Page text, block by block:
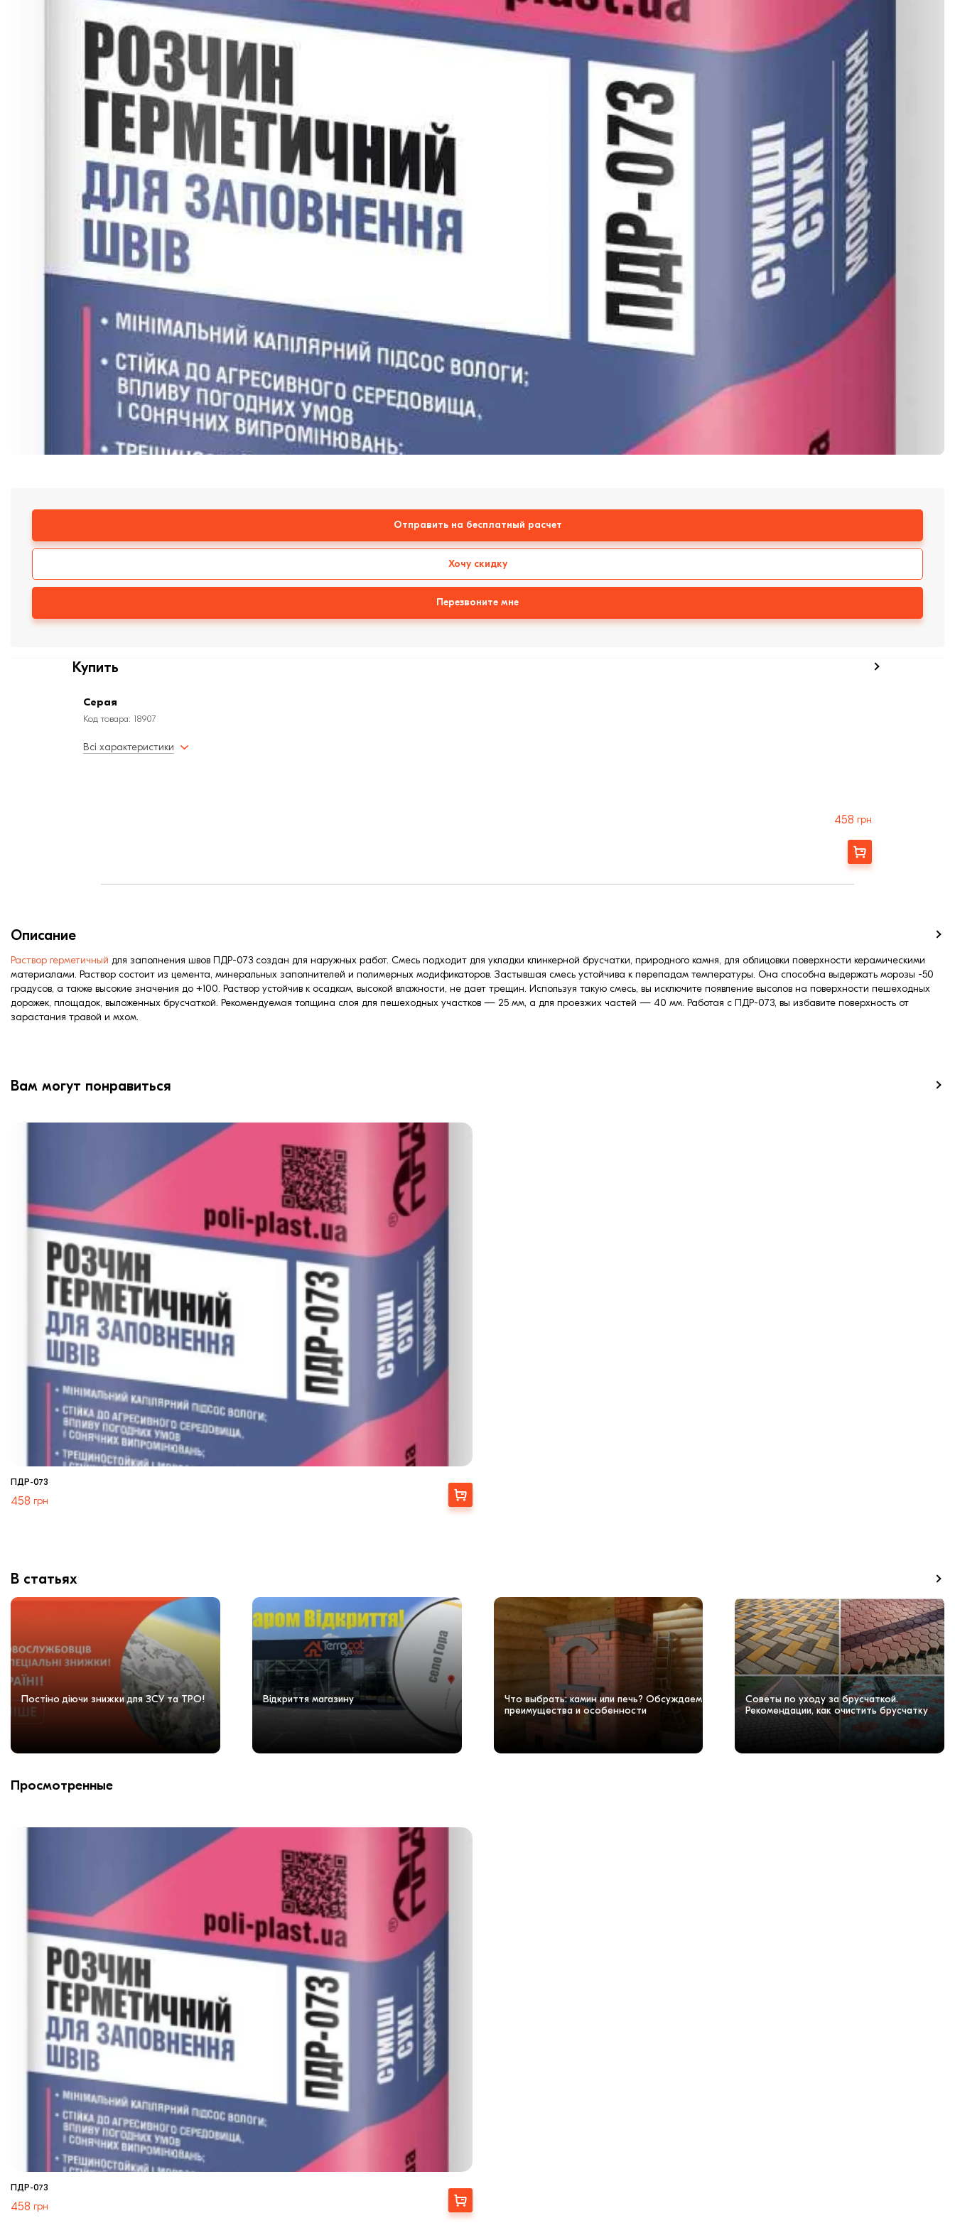
формовки
Рядовой кирпич М-100
Клинкерная плитка
Ступени, крыльцо
Строительные
Отправить на бесплатный расчет
Хочу скидку
Перезвоните мне
Купить
Серая
Код товара: 18907
Всі характеристики
458 грн
Заказать
Описание
Раствор герметичный для заполнения швов ПДР-073 создан для наружных работ. Смесь подходит для укладки клинкерной брусчатки, природного камня, для облицовки поверхности керамическими
материалами. Раствор состоит из цемента, минеральных заполнителей и полимерных модификаторов. Застывшая смесь устойчива к перепадам температуры. Она способна выдержать морозы -50
градусов, а также высокие значения до +100. Раствор устойчив к осадкам, высокой влажности, не дает трещин. Используя такую смесь, вы исключите появление высолов на поверхности пешеходных
дорожек, площадок, выложенных брусчаткой. Рекомендуемая толщина слоя для пешеходных участков — 25 мм, а для проезжих частей — 40 мм. Работая с ПДР-073, вы избавите поверхность от
зарастания травой и мхом.
Вам могут понравиться
ПДР-073
458 грн
Купити
В статьях
Постіно діючи знижки для ЗСУ та ТРО! Відкриття магазину
Что выбрать: камин или печь? Обсуждаем
преимущества и особенности
Советы по уходу за брусчаткой.
Рекомендации, как очистить брусчатку
Просмотренные
ПДР-073
458 грн
Купити